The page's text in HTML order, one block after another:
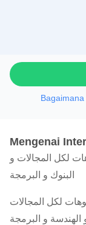
لكل المجالات و
البنوك و البرمجة
لكل المجالات
الهندسة و البرمجة